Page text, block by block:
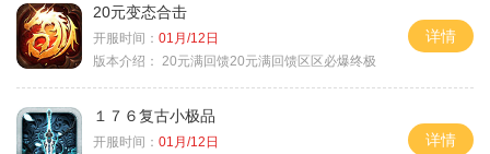
20元变态合击
开服时间： 01月/12日
版本介绍： 20元满回馈20元满回馈区区必爆终极
详情
１７６复古小极品
开服时间： 01月/12日
详情